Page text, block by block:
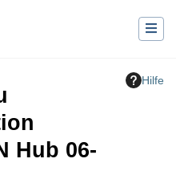
Hilfe
Hub 06-